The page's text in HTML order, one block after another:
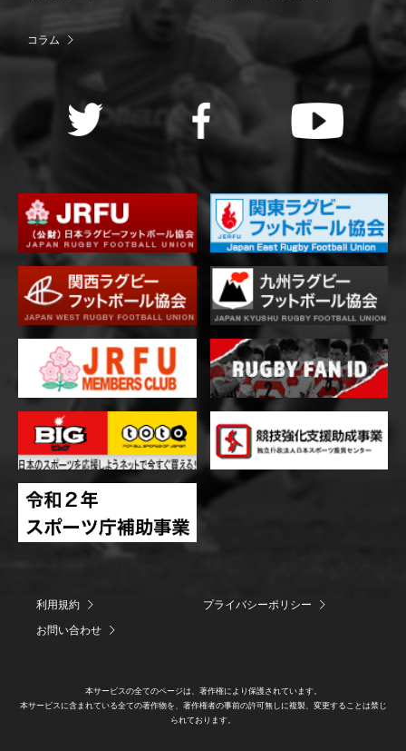
コラム
利用規約
プライバシーポリシー
お問い合わせ
本サービスの全てのページは、著作権により保護されています。
本サービスに含まれている全ての著作物を、著作権者の事前の許可無しに複製、変更することは禁じ
られております。